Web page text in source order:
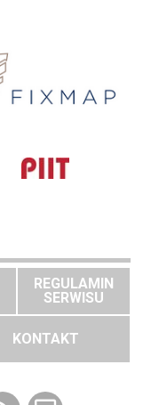
REGULAMIN
SERWISU
KONTAKT